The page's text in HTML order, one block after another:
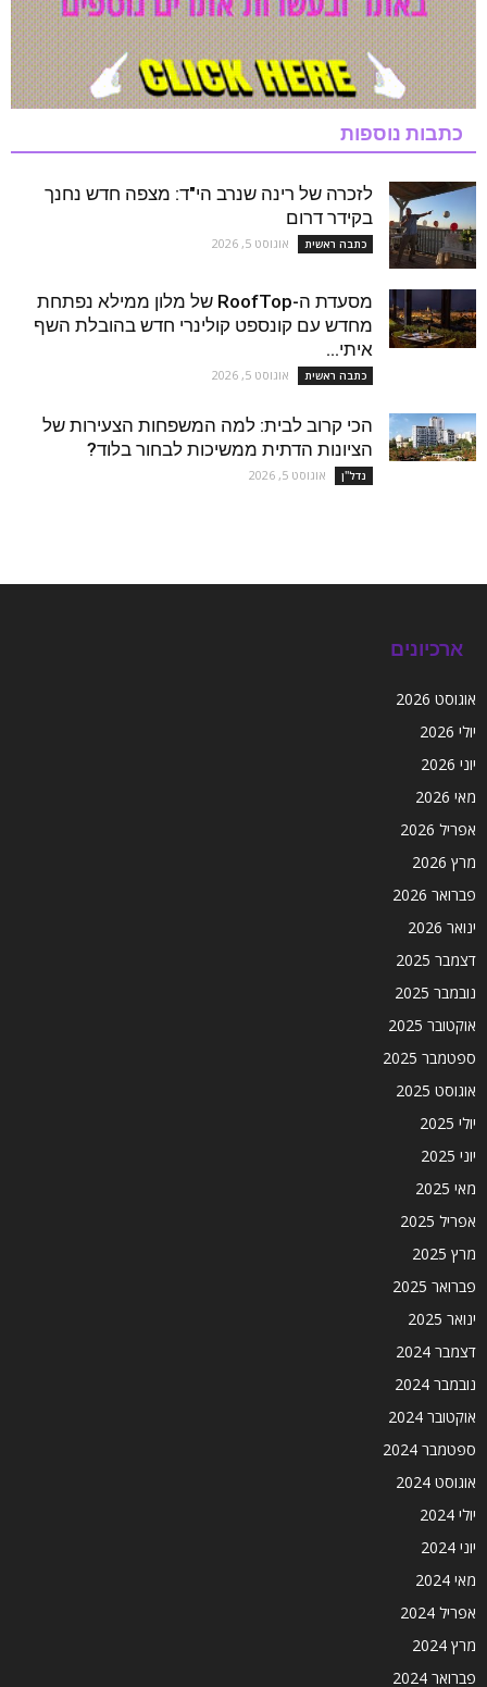
כתבות נוספות
לזכרה של רינה שנרב הי"ד: מצפה חדש נחנך
בקידר דרום
כתבה ראשית אוגוסט 5, 2026
מסעדת ה-RoofTop של מלון ממילא נפתחת
מחדש עם קונספט קולינרי חדש בהובלת השף
איתי...
כתבה ראשית אוגוסט 5, 2026
הכי קרוב לבית: למה המשפחות הצעירות של
הציונות הדתית ממשיכות לבחור בלוד?
נדל''ן אוגוסט 5, 2026
ארכיונים
אוגוסט 2026
יולי 2026
יוני 2026
מאי 2026
אפריל 2026
מרץ 2026
פברואר 2026
ינואר 2026
דצמבר 2025
נובמבר 2025
אוקטובר 2025
ספטמבר 2025
אוגוסט 2025
יולי 2025
יוני 2025
מאי 2025
אפריל 2025
מרץ 2025
פברואר 2025
ינואר 2025
דצמבר 2024
נובמבר 2024
אוקטובר 2024
ספטמבר 2024
אוגוסט 2024
יולי 2024
יוני 2024
מאי 2024
אפריל 2024
מרץ 2024
פברואר 2024